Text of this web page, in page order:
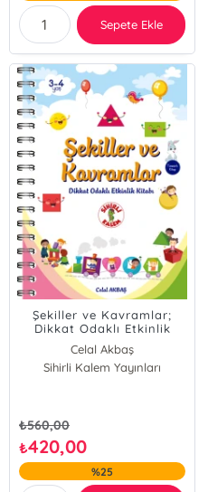
Sepete Ekle
Şekiller ve Kavramlar;
Dikkat Odaklı Etkinlik
Kitabı 3-4 YAŞ
Celal Akbaş
Sihirli Kalem Yayınları
₺560,00
₺420,00
%25